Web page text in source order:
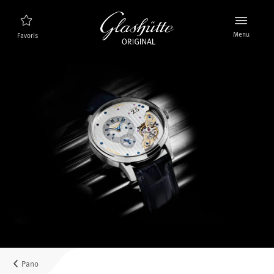
Favoris Menu
Trouveur de montres Nouveaux produits
Découvrez la collection
La marque Glashütte Original
En savoir plus sur la manufacture
MyAccount
Pano